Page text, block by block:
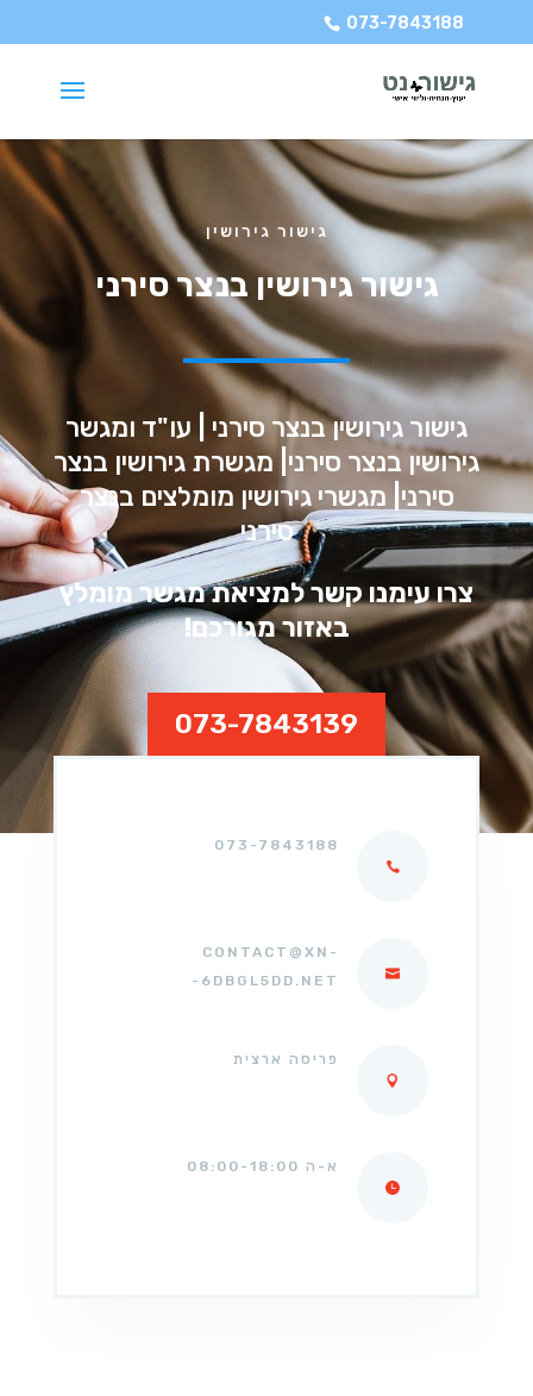
073-7843188
גישור גירושין
גישור גירושין בנצר סירני
גישור גירושין בנצר סירני | עו"ד ומגשר
גירושין בנצר סירני| מגשרת גירושין בנצר
סירני| מגשרי גירושין מומלצים בנצר
סירני
צרו עימנו קשר למציאת מגשר מומלץ
באזור מגורכם!
073-7843139
073-7843188
CONTACT@XN-
-6DBGL5DD.NET
פריסה ארצית
א-ה 08:00-18:00